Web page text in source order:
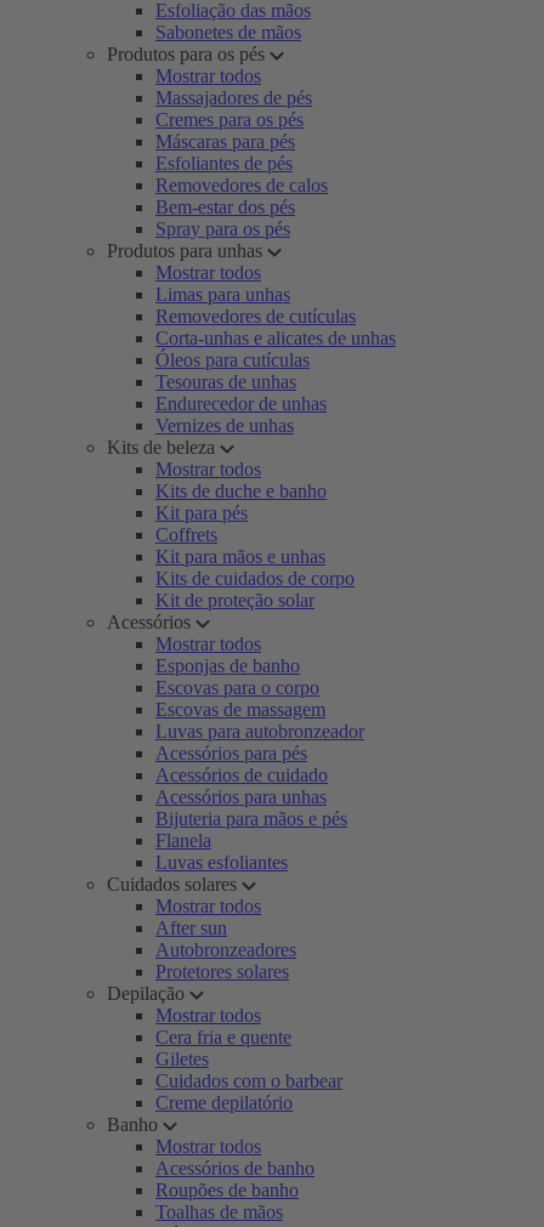
Esfoliação das mãos
Sabonetes de mãos
Produtos para os pés
Mostrar todos
Massajadores de pés
Cremes para os pés
Máscaras para pés
Esfoliantes de pés
Removedores de calos
Bem-estar dos pés
Spray para os pés
Produtos para unhas
Mostrar todos
Limas para unhas
Removedores de cutículas
Corta-unhas e alicates de unhas
Óleos para cutículas
Tesouras de unhas
Endurecedor de unhas
Vernizes de unhas
Kits de beleza
Mostrar todos
Kits de duche e banho
Kit para pés
Coffrets
Kit para mãos e unhas
Kits de cuidados de corpo
Kit de proteção solar
Acessórios
Mostrar todos
Esponjas de banho
Escovas para o corpo
Escovas de massagem
Luvas para autobronzeador
Acessórios para pés
Acessórios de cuidado
Acessórios para unhas
Bijuteria para mãos e pés
Flanela
Luvas esfoliantes
Cuidados solares
Mostrar todos
After sun
Autobronzeadores
Protetores solares
Depilação
Mostrar todos
Cera fria e quente
Giletes
Cuidados com o barbear
Creme depilatório
Banho
Mostrar todos
Acessórios de banho
Roupões de banho
Toalhas de mãos